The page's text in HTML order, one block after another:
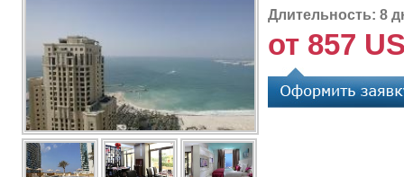
Длительность: 8
от 857